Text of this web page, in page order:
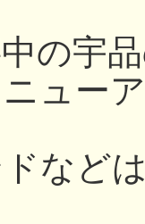
の宇
ュー
ドなど